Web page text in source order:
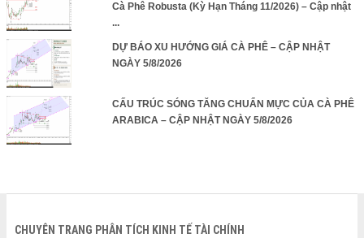
Cà Phê Robusta (Kỳ Hạn Tháng 11/2026) – Cập nhật
...
DỰ BÁO XU HƯỚNG GIÁ CÀ PHÊ – CẬP NHẬT
NGÀY 5/8/2026
CẤU TRÚC SÓNG TĂNG CHUẨN MỰC CỦA CÀ PHÊ
ARABICA – CẬP NHẬT NGÀY 5/8/2026
CHUYÊN TRANG PHÂN TÍCH KINH TẾ TÀI CHÍNH